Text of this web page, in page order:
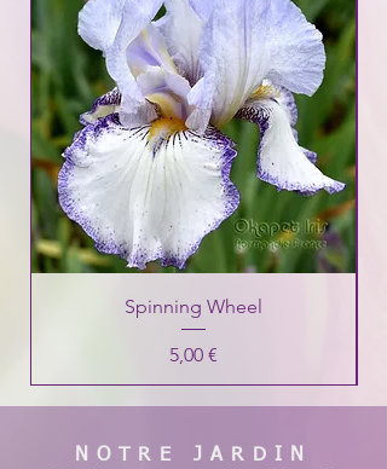
Spinning Wheel
Prix
5,00 €
NOTRE JARDIN